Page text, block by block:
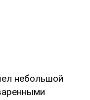
небольшой